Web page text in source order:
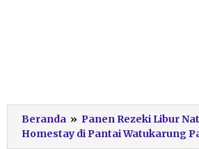
Beranda » Panen Rezeki Libur
Homestay di Pantai Watukarung